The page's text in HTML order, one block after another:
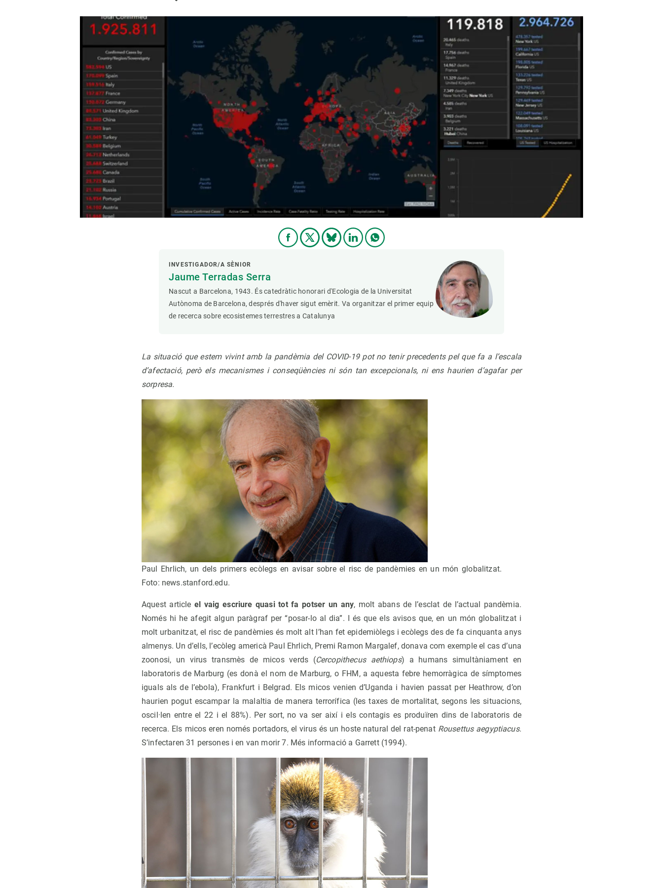
INVESTIGADOR/A SÈNIOR
Jaume Terradas Serra
Nascut a Barcelona, 1943. És catedràtic honorari d'Ecologia de la Universitat
Autònoma de Barcelona, després d'haver sigut emèrit. Va organitzar el primer equip
de recerca sobre ecosistemes terrestres a Catalunya
La situació que estem vivint amb la pandèmia del COVID-19 pot no tenir precedents pel que fa a l’escala
d’afectació, però els mecanismes i conseqüències ni són tan excepcionals, ni ens haurien d’agafar per
sorpresa.
Paul Ehrlich, un dels primers ecòlegs en avisar sobre el risc de pandèmies en un món globalitzat.
Foto: news.stanford.edu.
Aquest articleel vaig escriure quasi tot fa potser un any, molt abans de l’esclat de l’actual pandèmia.
Només hi he afegit algun paràgraf per “posar-lo al dia”. I és que els avisos que, en un món globalitzat i
molt urbanitzat, el risc de pandèmies és molt alt l’han fet epidemiòlegs i ecòlegs des de fa cinquanta anys
almenys. Un d’ells, l’ecòleg americà Paul Ehrlich, Premi Ramon Margalef, donava com exemple el cas d’una
zoonosi, un virus transmès de micos verds (Cercopithecus aethiops) a humans simultàniament en
laboratoris de Marburg (es donà el nom de Marburg, o FHM, a aquesta febre hemorràgica de símptomes
iguals als de l’ebola), Frankfurt i Belgrad. Els micos venien d’Uganda i havien passat per Heathrow, d’on
haurien pogut escampar la malaltia de manera terrorífica (les taxes de mortalitat, segons les situacions,
oscil·len entre el 22 i el 88%). Per sort, no va ser així i els contagis es produïren dins de laboratoris de
recerca. Els micos eren només portadors, el virus és un hoste natural del rat-penat Rousettus aegyptiacus.
S’infectaren 31 persones i en van morir 7. Més informació a Garrett (1994).
Infraestructures
Equitat, Diversitat i Inclusió (EDI)
Oficina de premsa
Ciència oberta i gestió del coneixement
Observació de la terra
Temes transversals
Synthesis Actions
Vine de visitant o sabàtic
Un lloc on créixer
Desenvolupament de carrera
Seminaris i activitats internes
T’oferim formació
Canvi global
Funcionament dels ecosistemes
Observació de la terra